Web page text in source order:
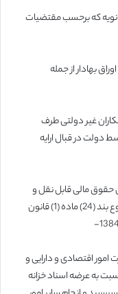
که برحسب مقتضیات
بهادار از جمله
غیر دولتی طرف
دولت در قبال ارایه
حقوق مالی قابل نقل و
انتقال برای مالک عین و یا منعفت آن باشد موضوع بند (24) ماده (1) قانون
اقتصادی و دارایی و
به عرضه اسناد خزانه